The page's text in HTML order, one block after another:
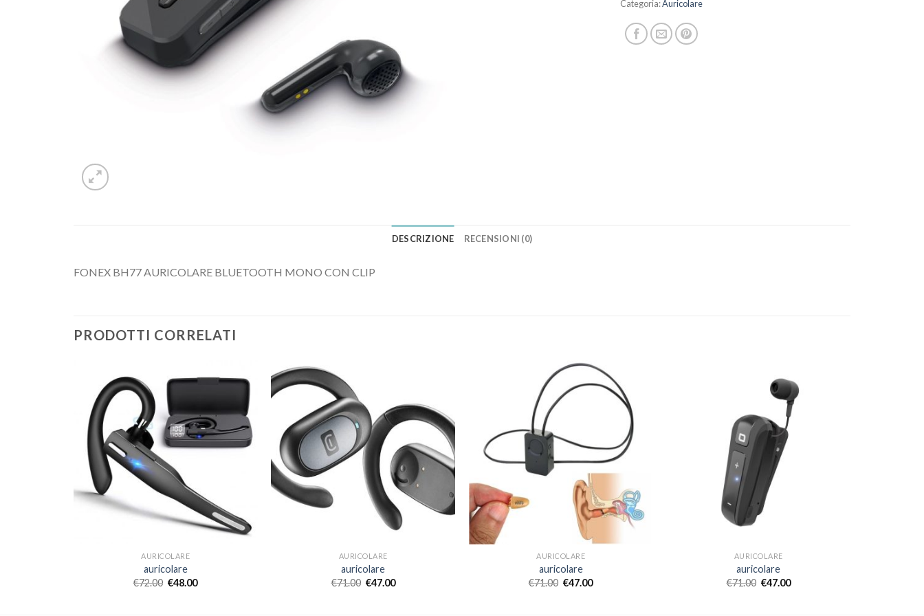
Categoria:Auricolare
DESCRIZIONE RECENSIONI (0)
FONEX BH77 AURICOLARE BLUETOOTH MONO CON CLIP
PRODOTTI CORRELATI
AURICOLARE
auricolare
€72.00 €48.00
AURICOLARE
auricolare
€71.00 €47.00
AURICOLARE
auricolare
€71.00 €47.00
AURICOLARE
auricolare
€71.00 €47.00